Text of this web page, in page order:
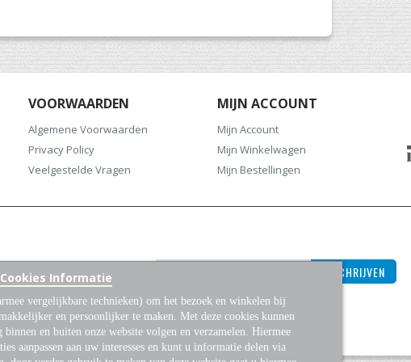
VOORWAARDEN
Algemene Voorwaarden
Privacy Policy
Veelgestelde Vragen
MIJN ACCOUNT
Mijn Account
Mijn Winkelwagen
Mijn Bestellingen
aanbiedingen.
Abonneer
u
op
onze
INSCHRIJVEN
Cookies Informatie
vergelijkbare technieken) om het bezoek en winkelen bij
en persoonlijker te maken. Met deze cookies kunnen
en buiten onze website volgen en verzamelen. Hiermee
aanpassen aan uw interesses en kunt u informatie delen via